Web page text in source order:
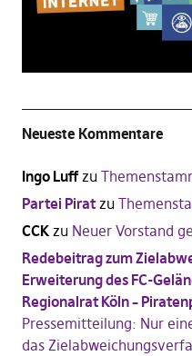
Neueste Kommentare
Ingo Luffzu
Partei Piratzu
CCKzu Neuer Vorstand
Redebeitrag zum
Erweiterung des FC-
Regionalrat Köln –
Pressemitteilung: Nur
das